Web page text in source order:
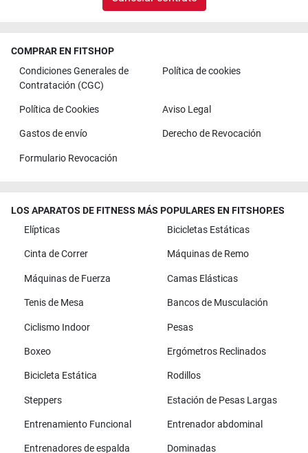
COMPRAR EN FITSHOP
Condiciones Generales de
Contratación (CGC)
Política de cookies
Política de Cookies Aviso Legal
Gastos de envío Derecho de Revocación
Formulario Revocación
LOS APARATOS DE FITNESS MÁS POPULARES EN FITSHOP.ES
Elípticas
Bicicletas Estáticas
Cinta de Correr Máquinas de Remo
Máquinas de Fuerza Camas Elásticas
Tenis de Mesa Bancos de Musculación
Ciclismo Indoor Pesas
Boxeo Ergómetros Reclinados
Bicicleta Estática Rodillos
Steppers Estación de Pesas Largas
Entrenamiento Funcional Entrenador abdominal
Entrenadores de espalda Dominadas